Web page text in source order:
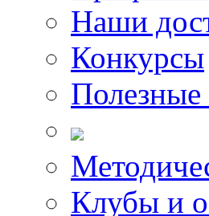
Наши
Конкурсы
Клубы и